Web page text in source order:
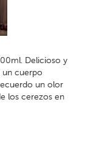
Delicioso y
un cuerpo
un olor
los cerezos en